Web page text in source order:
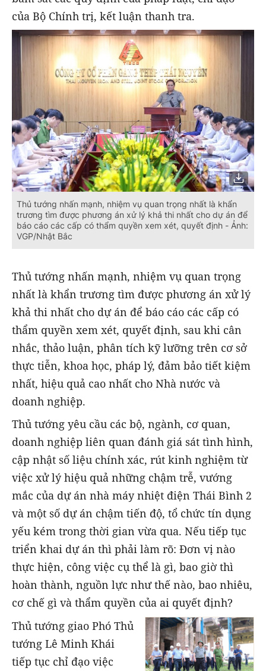
của Bộ Chính trị, kết luận thanh tra.
Thủ tướng nhấn mạnh, nhiệm vụ quan trọng nhất là khẩn
trương tìm được phương án xử lý khả thi nhất cho dự án để
báo cáo các cấp có thẩm quyền xem xét, quyết định - Ảnh:
VGP/Nhật Bắc
Thủ tướng nhấn mạnh, nhiệm vụ quan trọng
nhất là khẩn trương tìm được phương án xử lý
khả thi nhất cho dự án để báo cáo các cấp có
thẩm quyền xem xét, quyết định, sau khi cân
nhắc, thảo luận, phân tích kỹ lưỡng trên cơ sở
thực tiễn, khoa học, pháp lý, đảm bảo tiết kiệm
nhất, hiệu quả cao nhất cho Nhà nước và
doanh nghiệp.
Thủ tướng yêu cầu các bộ, ngành, cơ quan,
doanh nghiệp liên quan đánh giá sát tình hình,
cập nhật số liệu chính xác, rút kinh nghiệm từ
việc xử lý hiệu quả những chậm trễ, vướng
mắc của dự án nhà máy nhiệt điện Thái Bình 2
và một số dự án chậm tiến độ, tổ chức tín dụng
yếu kém trong thời gian vừa qua. Nếu tiếp tục
triển khai dự án thì phải làm rõ: Đơn vị nào
thực hiện, công việc cụ thể là gì, bao giờ thì
hoàn thành, nguồn lực như thế nào, bao nhiêu,
cơ chế gì và thẩm quyền của ai quyết định?
Thủ tướng giao Phó Thủ
tướng Lê Minh Khái
tiếp tục chỉ đạo việc